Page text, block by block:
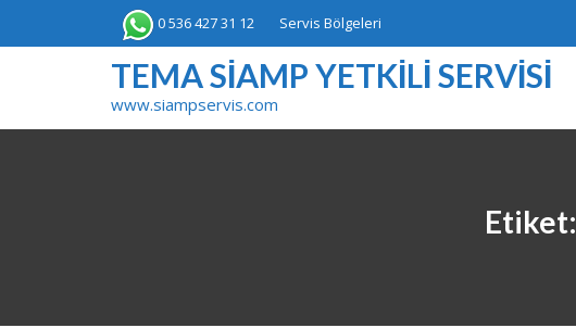
0 536 427 31 12 Servis Bölgeleri
TEMA SIAMP YETKILI SERVISI
www.siampservis.com
Etiket: